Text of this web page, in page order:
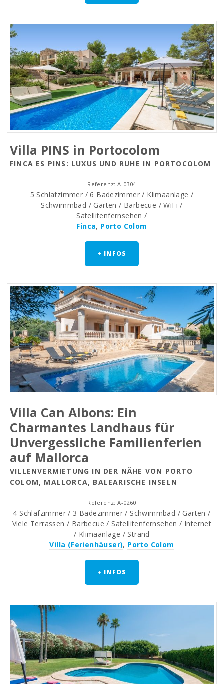
Villa PINS in Portocolom
FINCA ES PINS: LUXUS UND RUHE IN PORTOCOLOM
Referenz: A-0304
5 Schlafzimmer / 6 Badezimmer / Klimaanlage /
Schwimmbad / Garten / Barbecue / WiFi /
Satellitenfernsehen /
Finca, Porto Colom
+ INFOS
Villa Can Albons: Ein
Charmantes Landhaus für
Unvergessliche Familienferien
auf Mallorca
VILLENVERMIETUNG IN DER NÄHE VON PORTO
COLOM, MALLORCA, BALEARISCHE INSELN
Referenz: A-0260
4 Schlafzimmer / 3 Badezimmer / Schwimmbad / Garten /
Viele Terrassen / Barbecue / Satellitenfernsehen / Internet
/ Klimaanlage / Strand
Villa (Ferienhäuser), Porto Colom
+ INFOS